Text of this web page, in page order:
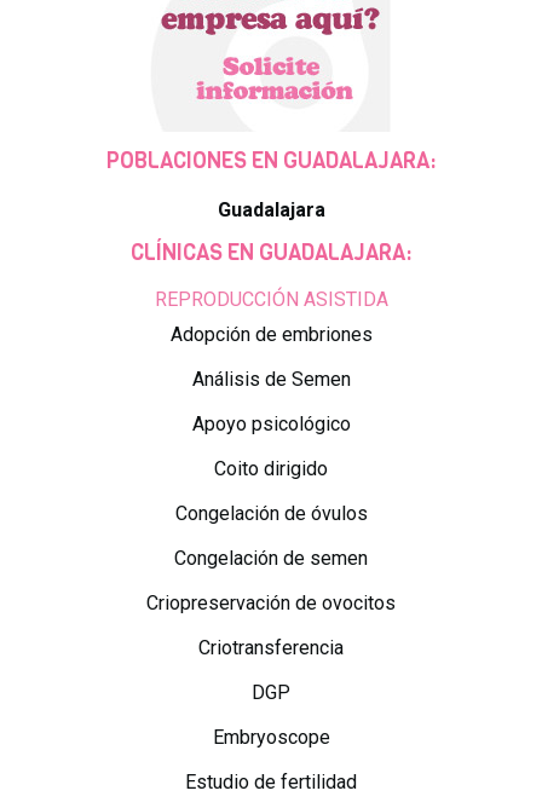
POBLACIONES EN GUADALAJARA:
Guadalajara
CLÍNICAS EN GUADALAJARA:
REPRODUCCIÓN ASISTIDA
Adopción de embriones
Análisis de Semen
Apoyo psicológico
Coito dirigido
Congelación de óvulos
Congelación de semen
Criopreservación de ovocitos
Criotransferencia
DGP
Embryoscope
Estudio de fertilidad